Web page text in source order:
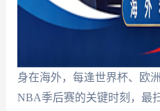
身在海外，每逢世界杯、欧
NBA季后赛的关键时刻，最